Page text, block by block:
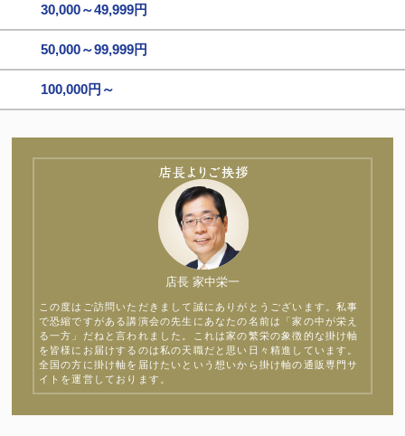
30,000～49,999円
50,000～99,999円
100,000円～
店長 家中栄一
この度はご訪問いただきまして誠にありがとうございます。私事
で恐縮ですがある講演会の先生にあなたの名前は「家の中が栄え
る一方」だねと言われました。これは家の繁栄の象徴的な掛け軸
を皆様にお届けするのは私の天職だと思い日々精進しています。
全国の方に掛け軸を届けたいという想いから掛け軸の通販専門サ
イトを運営しております。